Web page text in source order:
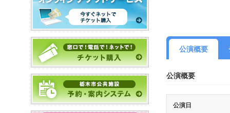
公演概要
公演概要
公演日